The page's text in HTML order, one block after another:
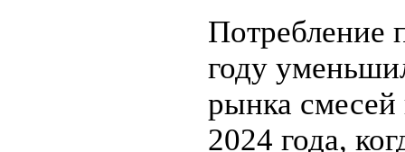
Потребление
году
рынка смесей
2024 года,